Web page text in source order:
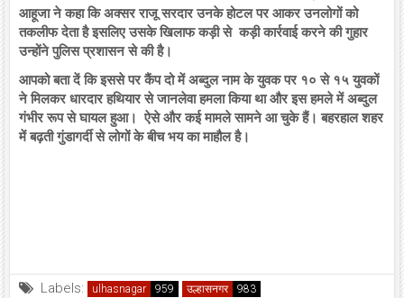
आहूजा ने कहा कि अक्सर राजू सरदार उनके होटल पर आकर उनलोगों को
तकलीफ देता है इसलिए उसके खिलाफ कड़ी से कड़ी कार्रवाई करने की गुहार
उन्होंने पुलिस प्रशासन से की है।
आपको बता दें कि इससे पर कैंप दो में अब्दुल नाम के युवक पर १० से १५ युवकों
ने मिलकर धारदार हथियार से जानलेवा हमला किया था और इस हमले में अब्दुल
गंभीर रूप से घायल हुआ। ऐसे और कई मामले सामने आ चुके हैं। बहरहाल शहर
में बढ़ती गुंडागर्दी से लोगों के बीच भय का माहौल है।
Labels: ulhasnagar उल्हासनगर